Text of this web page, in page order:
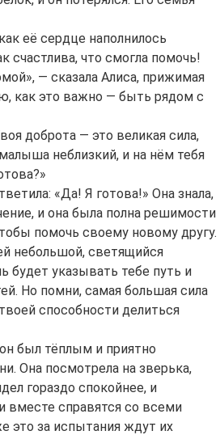
её сердце наполнилось
счастлива, что смогла помочь!
— сказала Алиса, прижимая
как это важно — быть рядом с
доброта — это великая сила,
неблизкий, и на нём тебя
«Да! Я готова!» Она знала,
и она была полна решимости
помочь своему новому другу.
небольшой, светящийся
будет указывать тебе путь и
Но помни, самая большая сила
способности делиться
был тёплым и приятно
Она посмотрела на зверька,
гораздо спокойнее, и
вместе справятся со всеми
это за испытания ждут их
am Storiko 👋
bedtime stories for
kids 🌟
the service, you accept:
Policy ,Refund Policy